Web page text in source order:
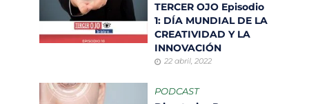
TERCER OJO Episodio
1: DÍA MUNDIAL DE LA
CREATIVIDAD Y LA
INNOVACIÓN
22 abril, 2022
PODCAST